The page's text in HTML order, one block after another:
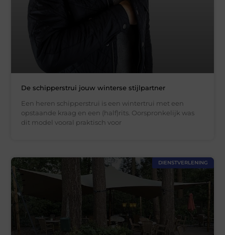
De schipperstrui jouw winterse stijlpartner
Een heren schipperstrui is een wintertrui met een
opstaande kraag en een (half)rits. Oorspronkelijk was
dit model vooral praktisch voor
DIENSTVERLENING